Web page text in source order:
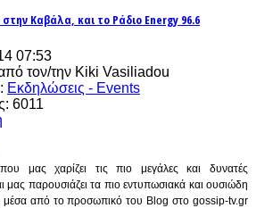
Καβάλα, και το Ράδιο Energy 96.6
07:53
τον/την Kiki Vasiliadou
Εκδηλώσεις - Events
6011
μας χαρίζει τις πιο μεγάλες και δυνατές
μας παρουσιάζει τα πιο εντυπωσιακά και ουσιώδη
μέσα από το προσωπικό του Blog στο gossip-tv.gr